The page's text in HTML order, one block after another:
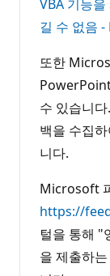
VBA 기능
길 수 없음
또한
수 있습니
백을 수집
니다.
Microsoft
https://
털을 통해 "
을 제출하